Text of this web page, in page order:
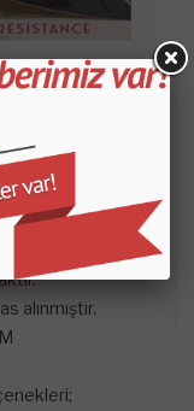
belirtilen
dilediğiniz
sorularınızı
uzman
yanıtlayıp sizlere
alınmıştır.